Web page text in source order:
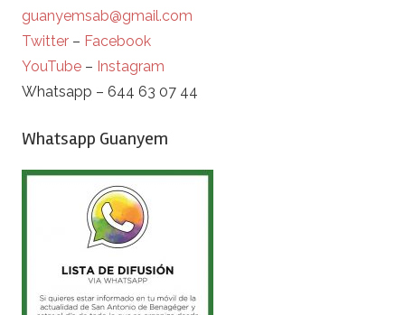
guanyemsab@gmail.com
Twitter – Facebook
YouTube – Instagram
Whatsapp – 644 63 07 44
Whatsapp Guanyem